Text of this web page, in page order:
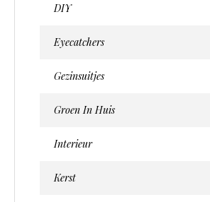
DIY
Eyecatchers
Gezinsuitjes
Groen In Huis
Interieur
Kerst